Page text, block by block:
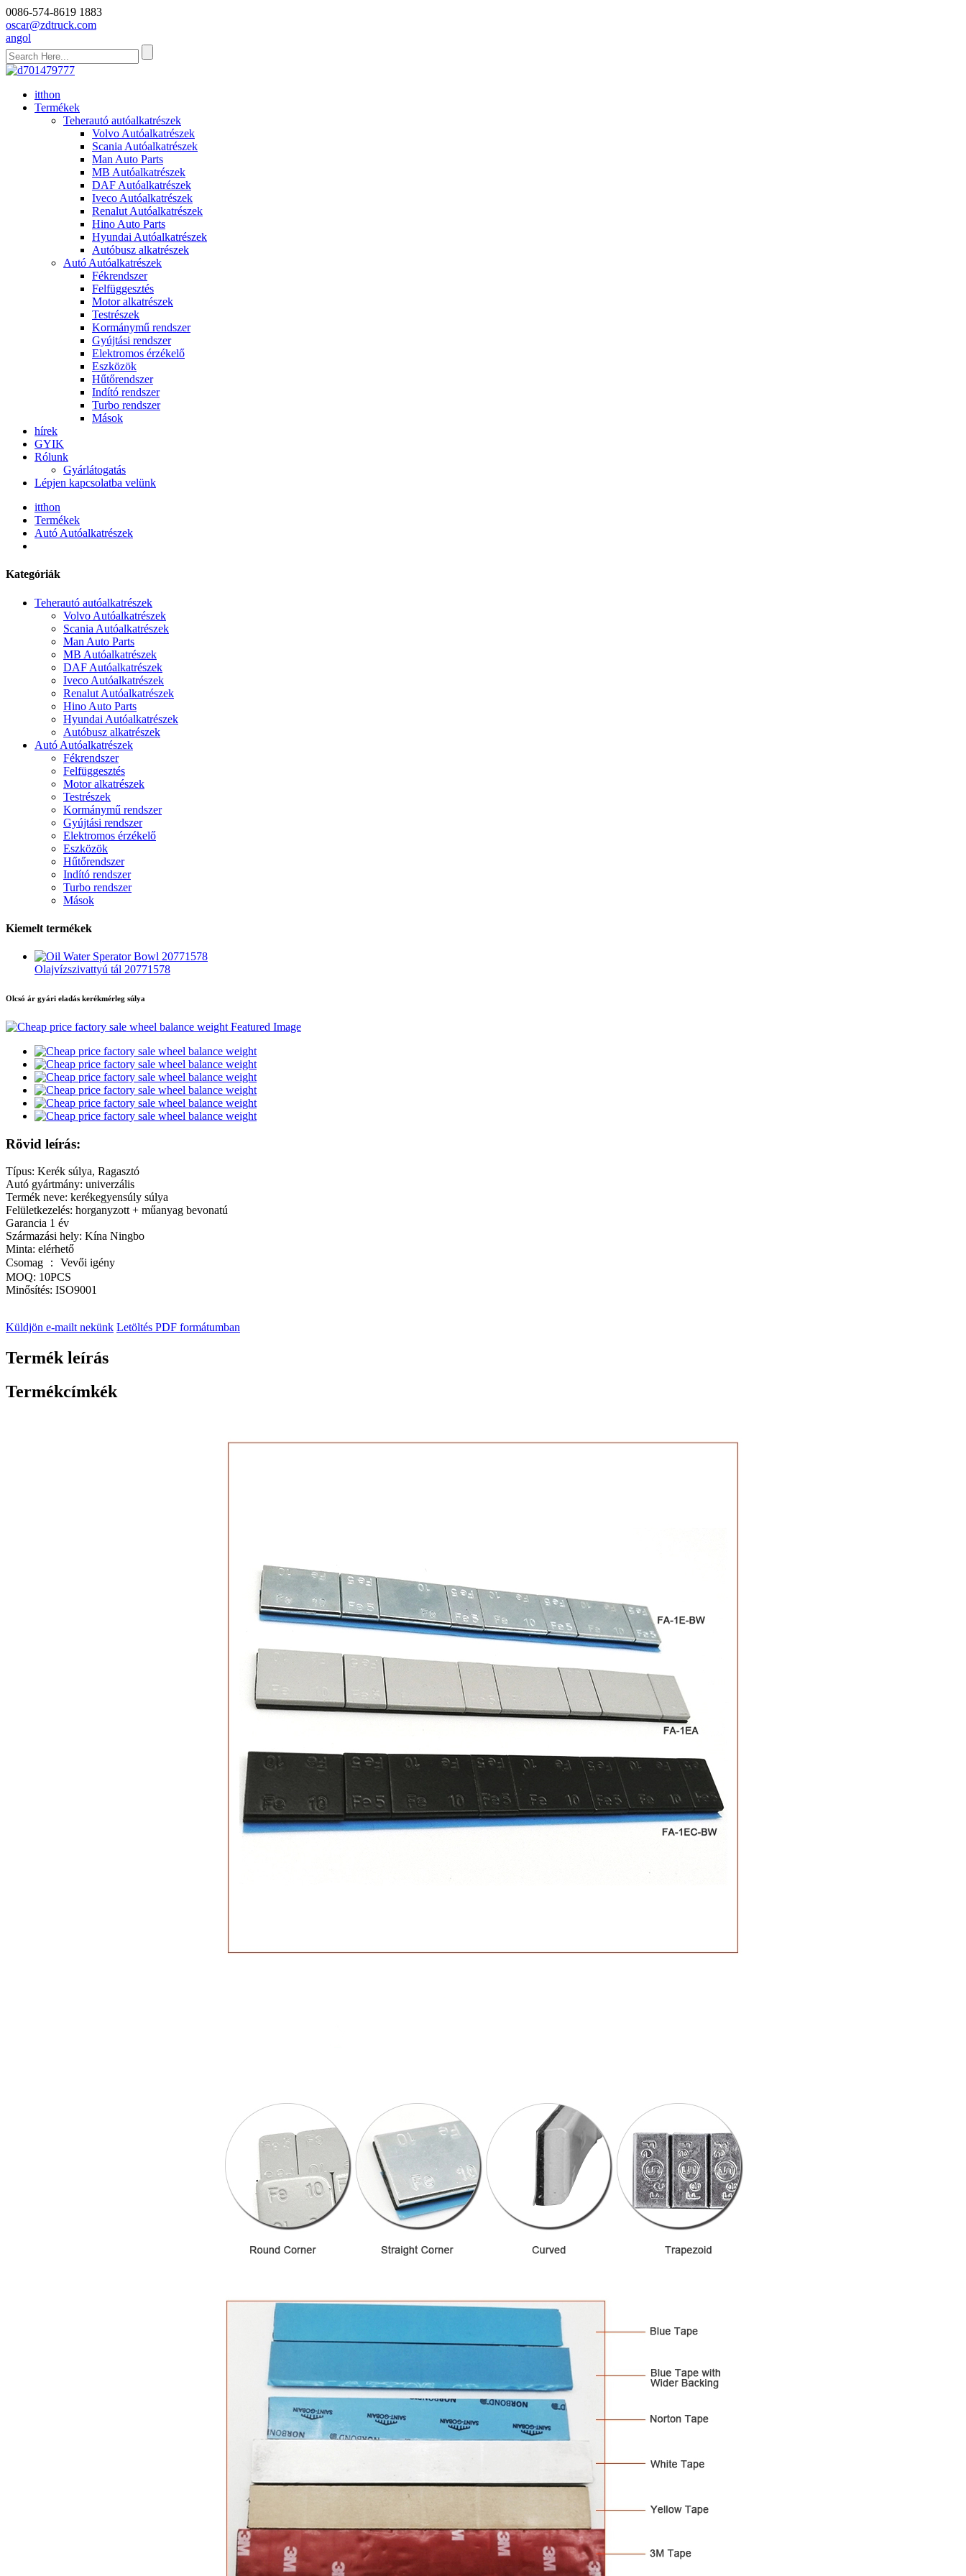
0086-574-8619 1883
oscar@zdtruck.com
angol
itthon
Termékek
Teherautó autóalkatrészek
Volvo Autóalkatrészek
Scania Autóalkatrészek
Man Auto Parts
MB Autóalkatrészek
DAF Autóalkatrészek
Iveco Autóalkatrészek
Renalut Autóalkatrészek
Hino Auto Parts
Hyundai Autóalkatrészek
Autóbusz alkatrészek
Autó Autóalkatrészek
Fékrendszer
Felfüggesztés
Motor alkatrészek
Testrészek
Kormánymű rendszer
Gyújtási rendszer
Elektromos érzékelő
Eszközök
Hűtőrendszer
Indító rendszer
Turbo rendszer
Mások
hírek
GYIK
Rólunk
Gyárlátogatás
Lépjen kapcsolatba velünk
itthon
Termékek
Autó Autóalkatrészek
Kategóriák
Teherautó autóalkatrészek
Volvo Autóalkatrészek
Scania Autóalkatrészek
Man Auto Parts
MB Autóalkatrészek
DAF Autóalkatrészek
Iveco Autóalkatrészek
Renalut Autóalkatrészek
Hino Auto Parts
Hyundai Autóalkatrészek
Autóbusz alkatrészek
Autó Autóalkatrészek
Fékrendszer
Felfüggesztés
Motor alkatrészek
Testrészek
Kormánymű rendszer
Gyújtási rendszer
Elektromos érzékelő
Eszközök
Hűtőrendszer
Indító rendszer
Turbo rendszer
Mások
Kiemelt termékek
Olajvízszivattyú tál 20771578
Olcsó ár gyári eladás kerékmérleg súlya
Rövid leírás:
Típus: Kerék súlya, Ragasztó
Autó gyártmány: univerzális
Termék neve: kerékegyensúly súlya
Felületkezelés: horganyzott + műanyag bevonatú
Garancia 1 év
Származási hely: Kína Ningbo
Minta: elérhető
Csomag ： Vevői igény
MOQ: 10PCS
Minősítés: ISO9001
Küldjön e-mailt nekünk Letöltés PDF formátumban
Termék leírás
Termékcímkék